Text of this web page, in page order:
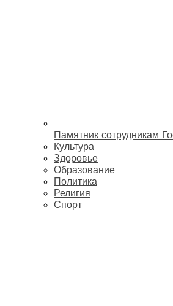
Памятник сотрудникам
Культура
Здоровье
Образование
Политика
Религия
Спорт